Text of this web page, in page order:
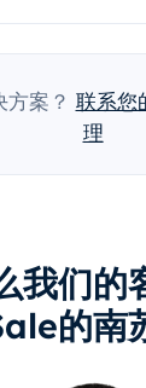
案？ 联系您
理
我们的
的南